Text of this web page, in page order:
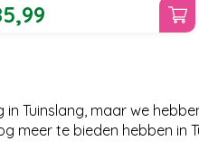
,99
in Tuinslang, maar we
meer te bieden hebben